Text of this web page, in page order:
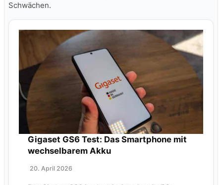
Schwächen.
Gigaset GS6 Test: Das Smartphone mit
wechselbarem Akku
20. April 2026